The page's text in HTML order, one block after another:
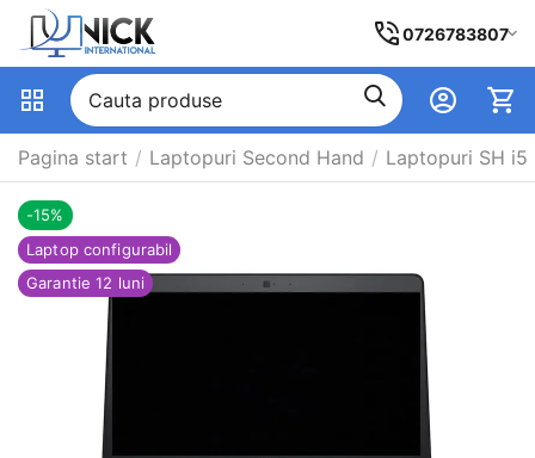
0726783807
Pagina start / Laptopuri Second Hand / Laptopuri SH i5
-15%
Laptop configurabil
Garantie 12 luni